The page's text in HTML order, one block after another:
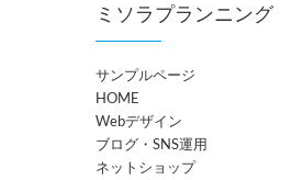
ミソラプランニング
サンプルページ
HOME
Webデザイン
ブログ・SNS運用
ネットショップ